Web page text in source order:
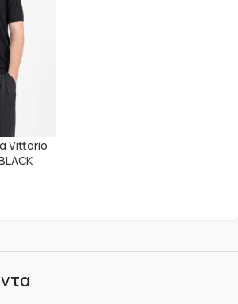
Vittorio